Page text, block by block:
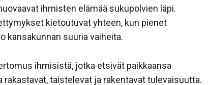
ihmisten elämää sukupolvien läpi.
kietoutuvat yhteen, kun pienet
kansakunnan suuria vaiheita.
ihmisistä, jotka etsivät paikkaansa
taistelevat ja rakentavat tulevaisuutta.